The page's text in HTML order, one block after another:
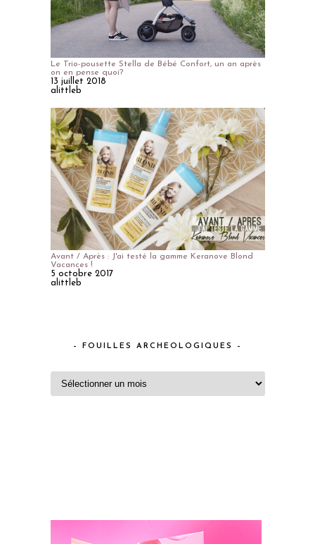
Le Trio-pousette Stella de Bébé Confort, un an après
on en pense quoi?
13 juillet 2018
alittleb
Avant / Après : J'ai testé la gamme Keranove Blond
Vacances !
5 octobre 2017
alittleb
– FOUILLES ARCHEOLOGIQUES –